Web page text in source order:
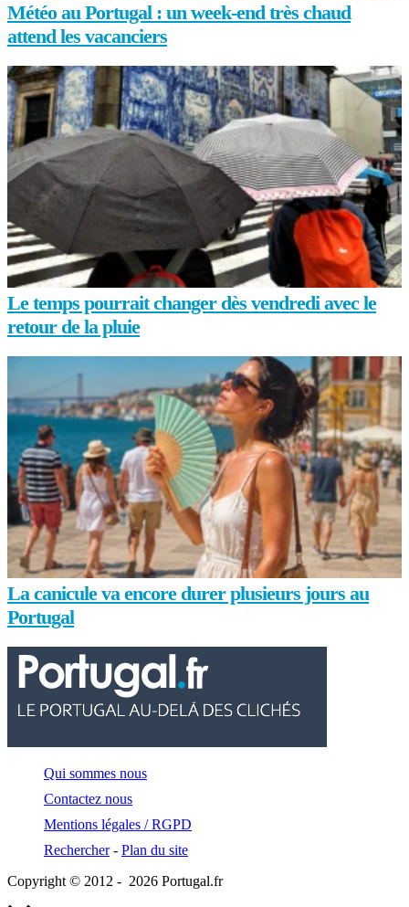
Météo au Portugal : un week-end très chaud
attend les vacanciers
Le temps pourrait changer dès vendredi avec le
retour de la pluie
La canicule va encore durer plusieurs jours au
Portugal
Qui sommes nous
Contactez nous
Mentions légales / RGPD
Rechercher- Plan du site
Copyright © 2012 - 2026 Portugal.fr